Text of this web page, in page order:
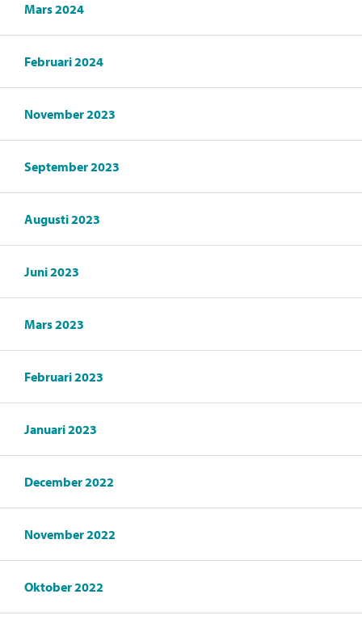
Mars 2024
Februari 2024
November 2023
September 2023
Augusti 2023
Juni 2023
Mars 2023
Februari 2023
Januari 2023
December 2022
November 2022
Oktober 2022